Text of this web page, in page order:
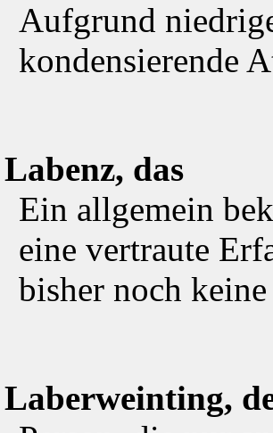
Aufgrund
kondensierende
Labenz, das
Ein allgemein
eine vertraute
bisher noch
Laberweinting,